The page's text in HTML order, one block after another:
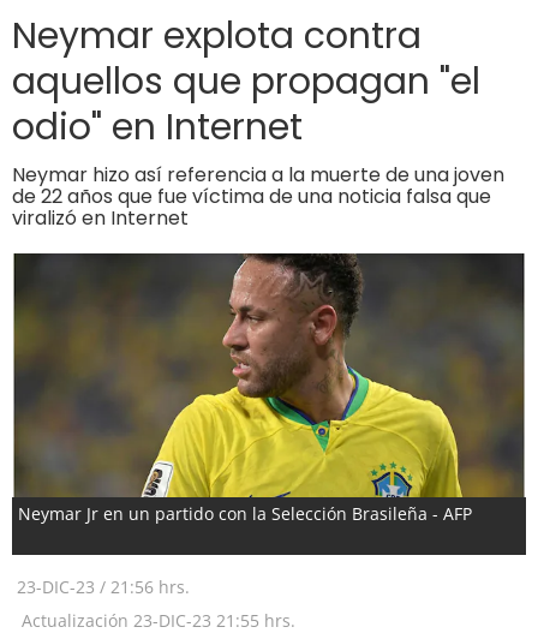
Neymar explota contra
aquellos que propagan "el
odio" en Internet
Neymar hizo así referencia a la muerte de una joven
de 22 años que fue víctima de una noticia falsa que
viralizó en Internet
Neymar Jr en un partido con la Selección Brasileña - AFP
23-DIC-23 / 21:56 hrs.
Actualización 23-DIC-23 21:55 hrs.